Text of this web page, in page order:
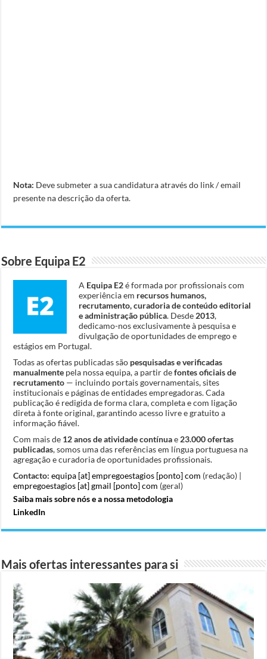
Nota: Deve submeter a sua candidatura através do link / email
presente na descrição da oferta.
Sobre Equipa E2
A Equipa E2é formada por profissionais com
experiência em recursos humanos,
recrutamento, curadoria de conteúdo editorial
e administração pública. Desde 2013,
dedicamo-nos exclusivamente à pesquisa e
divulgação de oportunidades de emprego e
estágios em Portugal.
Todas as ofertas publicadas são pesquisadas e verificadas
manualmente pela nossa equipa, a partir defontes oficiais de
recrutamento — incluindo portais governamentais, sites
institucionais e páginas de entidades empregadoras. Cada
publicação é redigida de forma clara, completa e com ligação
direta à fonte original, garantindo acesso livre e gratuito a
informação fiável.
Com mais de 12 anos de atividade contínuae 23.000 ofertas
publicadas, somos uma das referências em língua portuguesa na
agregação e curadoria de oportunidades profissionais.
Contacto: equipa [at] empregoestagios [ponto] com (redação) |
empregoestagios [at] gmail [ponto] com (geral)
Saiba mais sobre nós e a nossa metodologia
LinkedIn
Mais ofertas interessantes para si